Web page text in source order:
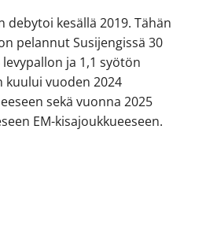
debytoi kesällä 2019. Tähän
pelannut Susijengissä 30
ja 1,1 syötön
kuului vuoden 2024
sekä vuonna 2025
EM-kisajoukkueeseen.